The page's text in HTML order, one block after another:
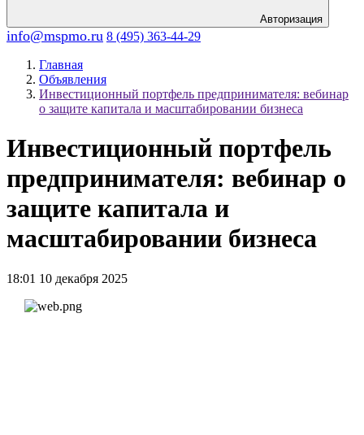
Авторизация
info@mspmo.ru 8 (495) 363-44-29
Главная
Объявления
Инвестиционный портфель предпринимателя: вебинар
о защите капитала и масштабировании бизнеса
Инвестиционный портфель
предпринимателя: вебинар о
защите капитала и
масштабировании бизнеса
18:01 10 декабря 2025